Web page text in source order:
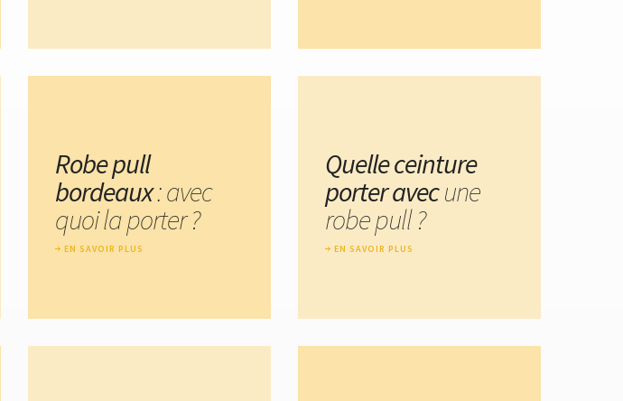
Robe pull
bordeaux: avec
quoi la porter ?
EN SAVOIR PLUS
Quelle ceinture
porter avecune
robe pull ?
EN SAVOIR PLUS